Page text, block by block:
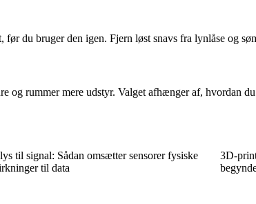
du bruger den igen. Fjern løst snavs fra lynlåse og
rummer mere udstyr. Valget afhænger af, hvordan
til signal: Sådan omsætter sensorer fysiske
til data
3D-